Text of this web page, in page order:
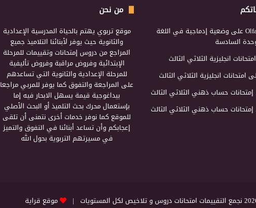
علىوضعية إدماجية في اللغة
السادسة
امتحانات انجليزية الثلاثي الثالث
امتحانات انجليزية الثلاثي الثالث
إمتحانات حساب ذهني الثلاثي الثالث
إمتحانات حساب ذهني الثلاثي الثالث
من نحن
موقع تربوي يهتم بالحياة المدرسية الإعدادية
والثانوية حيث يوفر لأبنائنا التلاميذ جميع
المراجع من دروس إمتحانات وتقييمات للمرحلة
الإبتدائية وفروض مراقبة وفروض تأليفية
للمرحلة الإعدادية والثانوية التي تساعدهم
على المراجعة والتفوق كما يوفر للمربي مراجعا
بيداغوجية قيمة يسهل الابحار فيه إما
بإستعمال محرك بحث التلميذ أو البحث الأصلي
للموقع كما نوفر خدمات أخرى نتمنى أن تلقى
إعجابكم وأن تساعد أبنائنا في التفوق والتميز
في مسيرتهم التربوية بحول الله
امتحانات دروس و تلاخيص لكل المستويات | موقع قراية